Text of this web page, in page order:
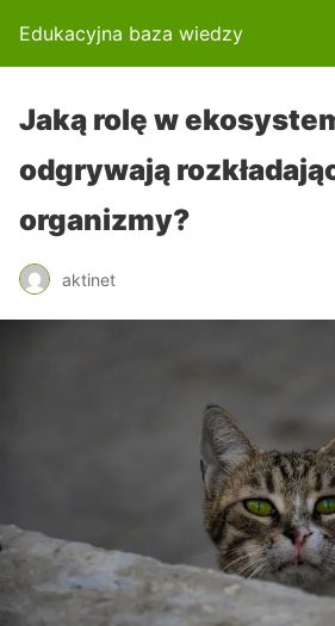
Edukacyjna baza wiedzy
Jaką rolę w
odgrywają
organizmy?
aktinet